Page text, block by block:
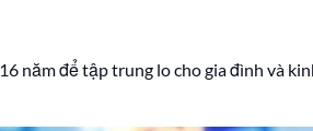
năm để tập trung lo cho gia đình và